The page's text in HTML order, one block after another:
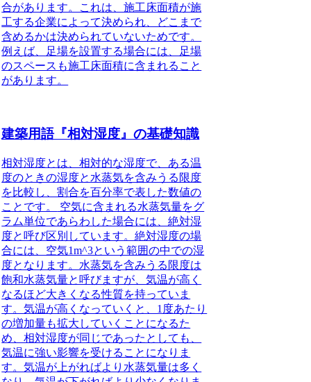
合があります。これは、施工床面積が施
工する企業によって決められ、どこまで
含めるかは決められていないためです。
例えば、足場を設置する場合には、足場
のスペースも施工床面積に含まれること
があります。
建築用語『相対湿度』の基礎知識
相対湿度とは、相対的な湿度で、ある温
度のときの湿度と水蒸気を含みうる限度
を比較し、割合を百分率で表した数値の
ことです。
空気に含まれる水蒸気量をグ
ラム単位であらわした場合には、絶対湿
度と呼び区別しています。絶対湿度の場
合には、空気1m^3という範囲の中での湿
度となります。水蒸気を含みうる限度は
飽和水蒸気量と呼びますが、気温が高く
なるほど大きくなる性質を持っていま
す。気温が高くなっていくと、1度あたり
の増加量も拡大していくことになるた
め、相対湿度が同じであったとしても、
気温に強い影響を受けることになりま
す。気温が上がればより水蒸気量は多く